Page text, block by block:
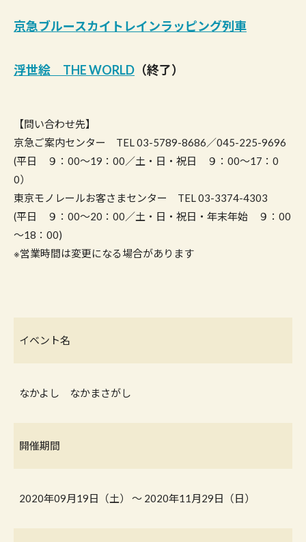
京急ブルースカイトレインラッピング列車
浮世絵 THE WORLD （終了）
【問い合わせ先】
京急ご案内センター TEL 03-5789-8686／045-225-9696
(平日 ９：00～19：00／土・日・祝日 ９：00～17：0
0）
東京モノレールお客さまセンター TEL 03-3374-4303
(平日 ９：00～20：00／土・日・祝日・年末年始 ９：00
～18：00)
※営業時間は変更になる場合があります
イベント名
なかよし なかまさがし
開催期間
2020年09月19日（土） 〜 2020年11月29日（日）